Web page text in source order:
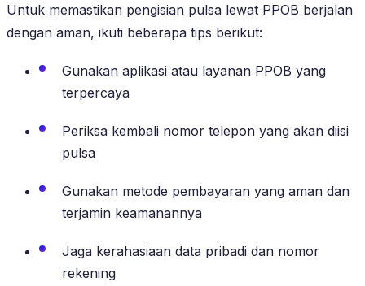
Untuk memastikan pengisian pulsa lewat PPOB berjalan
dengan aman, ikuti beberapa tips berikut:
Gunakan aplikasi atau layanan PPOB yang
terpercaya
Periksa kembali nomor telepon yang akan diisi
pulsa
Gunakan metode pembayaran yang aman dan
terjamin keamanannya
Jaga kerahasiaan data pribadi dan nomor
rekening